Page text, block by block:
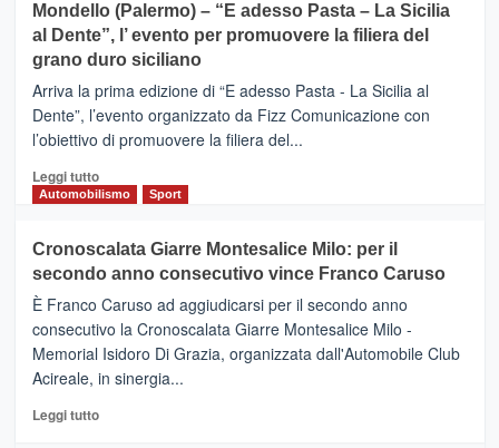
e
messaggi
di
CASTIGLIONE
DI
SICILIA
(Ct)
–
Il
Borgo
Gusto,
il
tra
sapori
vicoli
medievali
Mondello (Palermo) – “E adesso Pasta – La Sicilia
al Dente”, l’ evento per promuovere la filiera del
grano duro siciliano
Arriva la prima edizione di “E adesso Pasta - La Sicilia al
Dente”, l’evento organizzato da Fizz Comunicazione con
l’obiettivo di promuovere la filiera del...
Leggi tuttoLeggi
di
Mondello
(Palermo)
–
“E
adesso
Pasta
–
Sicilia
Automobilismo Sport
Cronoscalata Giarre Montesalice Milo: per il
secondo anno consecutivo vince Franco Caruso
È Franco Caruso ad aggiudicarsi per il secondo anno
consecutivo la Cronoscalata Giarre Montesalice Milo -
Memorial Isidoro Di Grazia, organizzata dall'Automobile Club
Acireale, in sinergia...
Leggi tuttoLeggi